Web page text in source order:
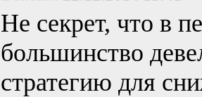
Не секрет, что в
большинство
стратегию для